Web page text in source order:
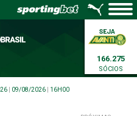
166.275
SÓCIOS
09/08/2026
16H00